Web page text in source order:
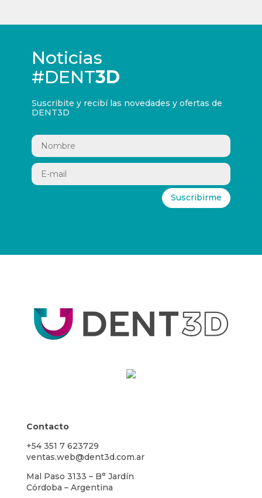
Noticias
#DENT3D
Suscribite y recibí las novedades y ofertas de
DENT3D
Suscribirme
Contacto
+54 351 7 623729
ventas.web@dent3d.com.ar
Mal Paso 3133 – B° Jardín
Córdoba – Argentina